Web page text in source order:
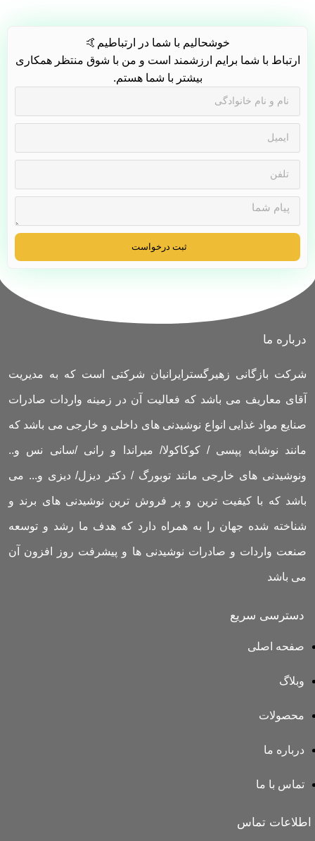
خوشحالیم با شما در ارتباطیم🤙
ارتباط با شما برایم ارزشمند است و من با شوق منتظر همکاری
بیشتر با شما هستم.
ثبت درخواست
درباره ما
شرکت بازگانی زهیرگسترایرانیان شرکتی است که به مدیریت
آقای معاریف می باشد که فعالیت آن در زمینه واردات صادرات
صنایع مواد غذایی انواع نوشیدنی های داخلی و خارجی می باشد که
مانند نوشابه پپسی / کوکاکولا/ میراندا و رانی /سانی نس و..
ونوشیدنی های خارجی مانند توبورگ / دکتر دیزل/ دیزی و... می
باشد که با کیفیت ترین و پر فروش ترین نوشیدنی های برند و
شناخته شده جهان را به همراه دارد که هدف ما رشد و توسعه
صنعت واردات و صادرات نوشیدنی ها و پیشرفت روز افزون آن
می باشد
دسترسی سریع
صفحه اصلی
وبلاگ
محصولات
درباره ما
تماس با ما
اطلاعات تماس